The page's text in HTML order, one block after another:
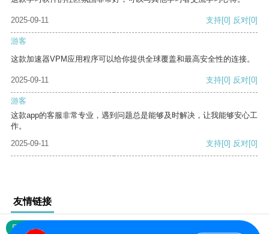
2025-09-11 支持[0] 反对[0]
游客
这款加速器VPM应用程序可以给你提供全球覆盖和最高安全性的连接。
2025-09-11 支持[0] 反对[0]
游客
这款app的客服非常专业，遇到问题总是能够及时解决，让我能够安心工
作。
2025-09-11
支持[0] 反对[0]
友情链接
网站地图